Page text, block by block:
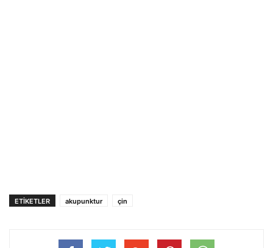
ETIKETLER akupunktur çin